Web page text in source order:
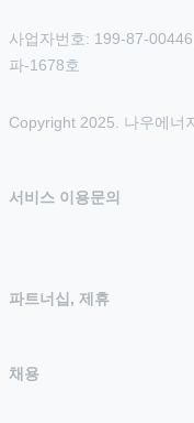
사업자번호: 199-87-
파-1678호
Copyright 2025. 나우에너
서비스 이용문의
파트너십, 제휴
채용